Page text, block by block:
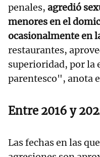
penales, agredió
menores en el
ocasionalmente en
restaurantes,
superioridad, por la
parentesco", anota
Entre 2016 y
Las fechas en las